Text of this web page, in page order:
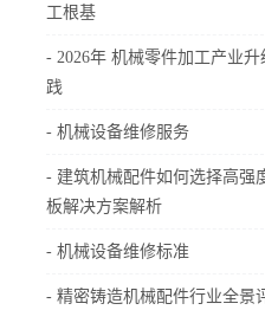
工根基
- 2026年 机械零件加工产业
践
- 机械设备维修服务
- 建筑机械配件如何选择高强
板解决方案解析
- 机械设备维修标准
- 精密铸造机械配件行业全景